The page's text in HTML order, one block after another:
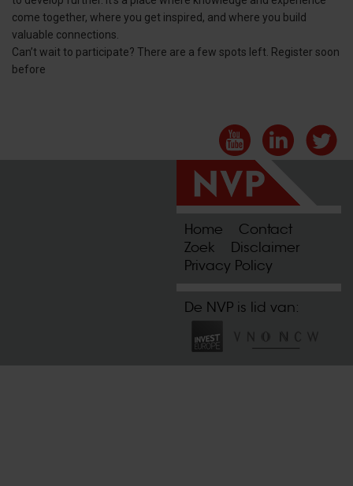
come together, where you get inspired, and where you build
valuable connections.
Can’t wait to participate? There are a few spots left. Register soon
before
Home
Contact
Zoek
Disclaimer
Privacy Policy
De NVP is lid van: